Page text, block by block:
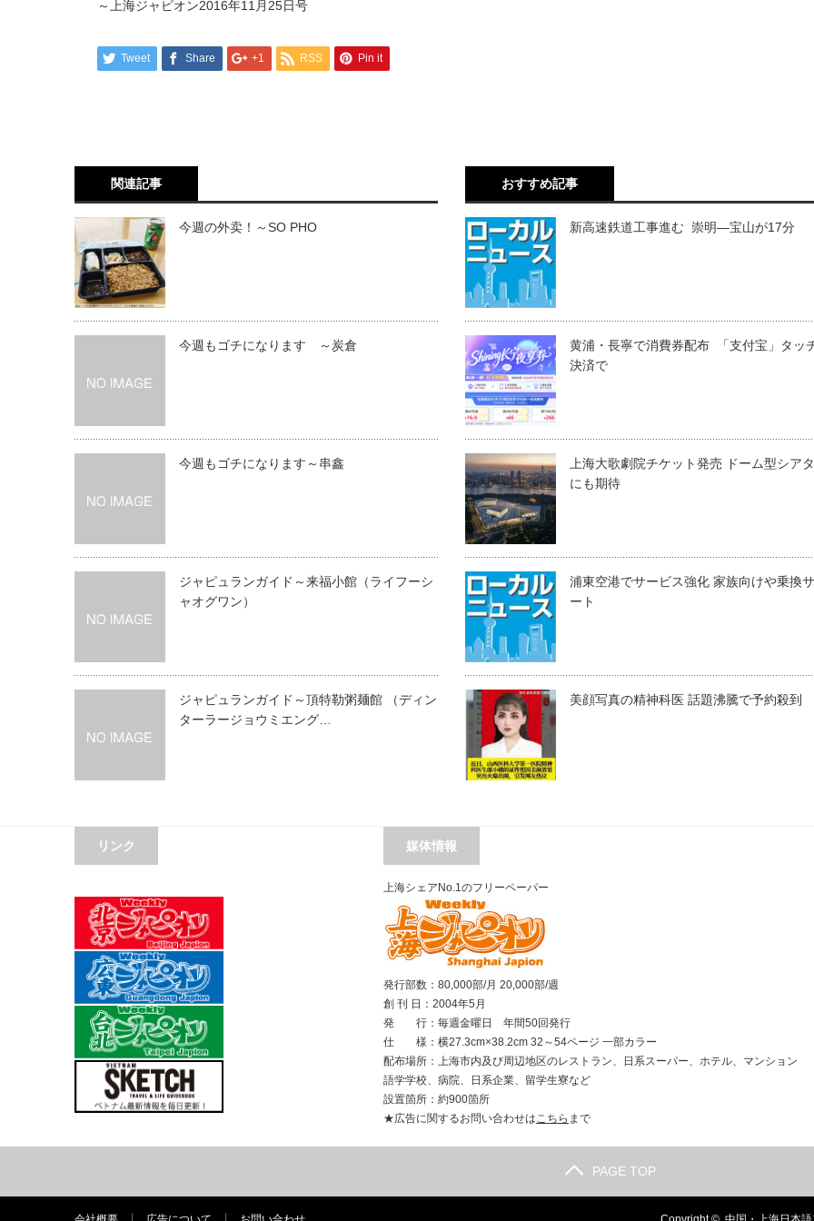
～上海ジャピオン2016年11月25日号
Tweet Share +1 RSS Pin it
関連記事
今週の外卖！～SO PHO
今週もゴチになります ～炭倉
今週もゴチになります～串鑫
ジャピュランガイド～来福小館（ライフーシ
ャオグワン）
ジャピュランガイド～頂特勒粥麺館 （ディン
ターラージョウミエング…
おすすめ記事
新高速鉄道工事進む 崇明―宝山が17分
黄浦・長寧で消費券配布 「支付宝」タッ
決済で
上海大歌劇院チケット発売 ドーム型シア
にも期待
浦東空港でサービス強化 家族向けや乗換
ート
美顔写真の精神科医 話題沸騰で予約殺到
リンク 媒体情報
上海シェアNo.1のフリーペーパー
発行部数：80,000部/月 20,000部/週
創 刊 日：2004年5月
発 行：毎週金曜日 年間50回発行
仕 様：横27.3cm×38.2cm 32～54ページ 一部カラー
配布場所：上海市内及び周辺地区のレストラン、日系スーパー、ホテル、マンション
語学学校、病院、日系企業、留学生寮など
設置箇所：約900箇所
★広告に関するお問い合わせはこちら まで
PAGE TOP